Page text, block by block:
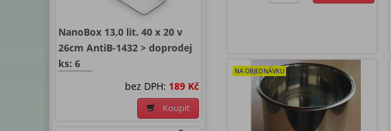
NanoBox 13,0 lit. 40 x 20 v
26cm AntiB-1432 > doprodej
ks: 6
bez DPH: 189 Kč
Koupit
NA OBJEDNÁVKU